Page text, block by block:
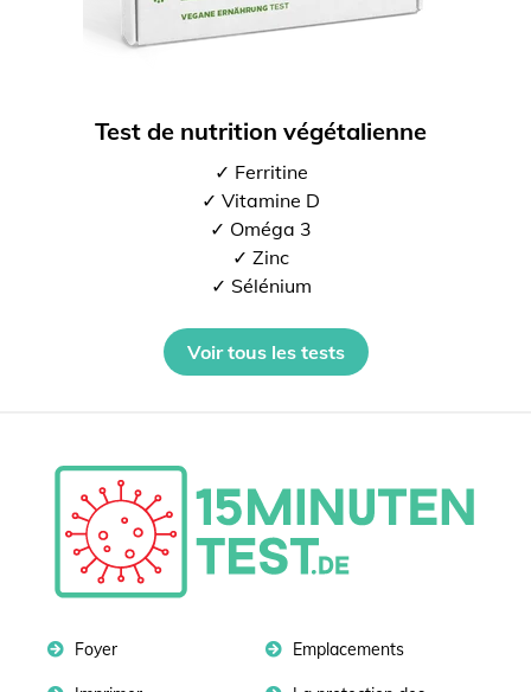
Test de nutrition végétalienne
✓ Ferritine
✓ Vitamine D
✓ Oméga 3
✓ Zinc
✓ Sélénium
Voir tous les tests
Foyer Emplacements